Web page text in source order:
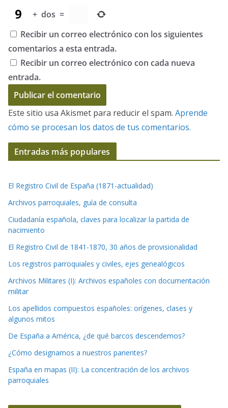
+ dos =
Recibir un correo electrónico con los siguientes
comentarios a esta entrada.
Recibir un correo electrónico con cada nueva
entrada.
Este sitio usa Akismet para reducir el spam. Aprende
cómo se procesan los datos de tus comentarios.
Entradas más populares
El Registro Civil de España (1871-actualidad)
Archivos parroquiales, guía de consulta
Ciudadanía española, claves para localizar la partida de
nacimiento
El Registro Civil de 1841-1870, 30 años de provisionalidad
Los registros parroquiales y civiles, ejes genealógicos
Archivos Militares (I): Archivos españoles con documentación
militar
Los apellidos compuestos españoles: orígenes, clases y
algunos mitos
De España a América, ¿de qué barcos descendemos?
¿Cómo designamos a nuestros parientes?
España en mapas (II): La concentración de los archivos
parroquiales